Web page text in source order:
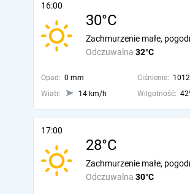
16:00
30°C
Odczuwalna 32°C
Zachmurzenie małe,
Opad: 0 mm Ciśnienie:
Wiatr:
14 km/h Wilgotność:
17:00
28°C
Odczuwalna 30°C
Zachmurzenie małe,